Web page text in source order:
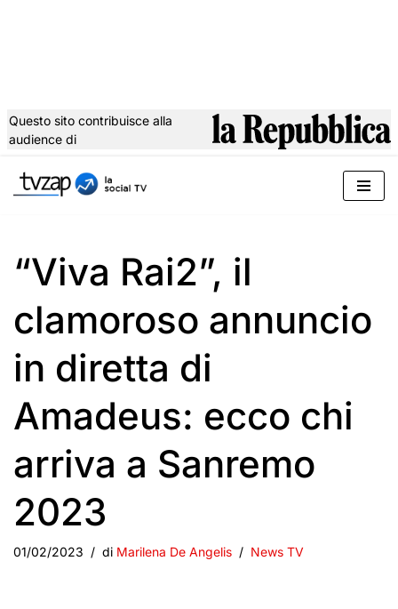
al
Questo sito contribuisce alla
audience di
“Viva Rai2”, il
clamoroso annuncio
in diretta di
Amadeus: ecco chi
arriva a Sanremo
2023
01/02/2023 di Marilena De Angelis News TV